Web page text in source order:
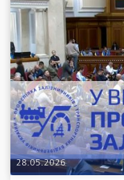
28.05.2026